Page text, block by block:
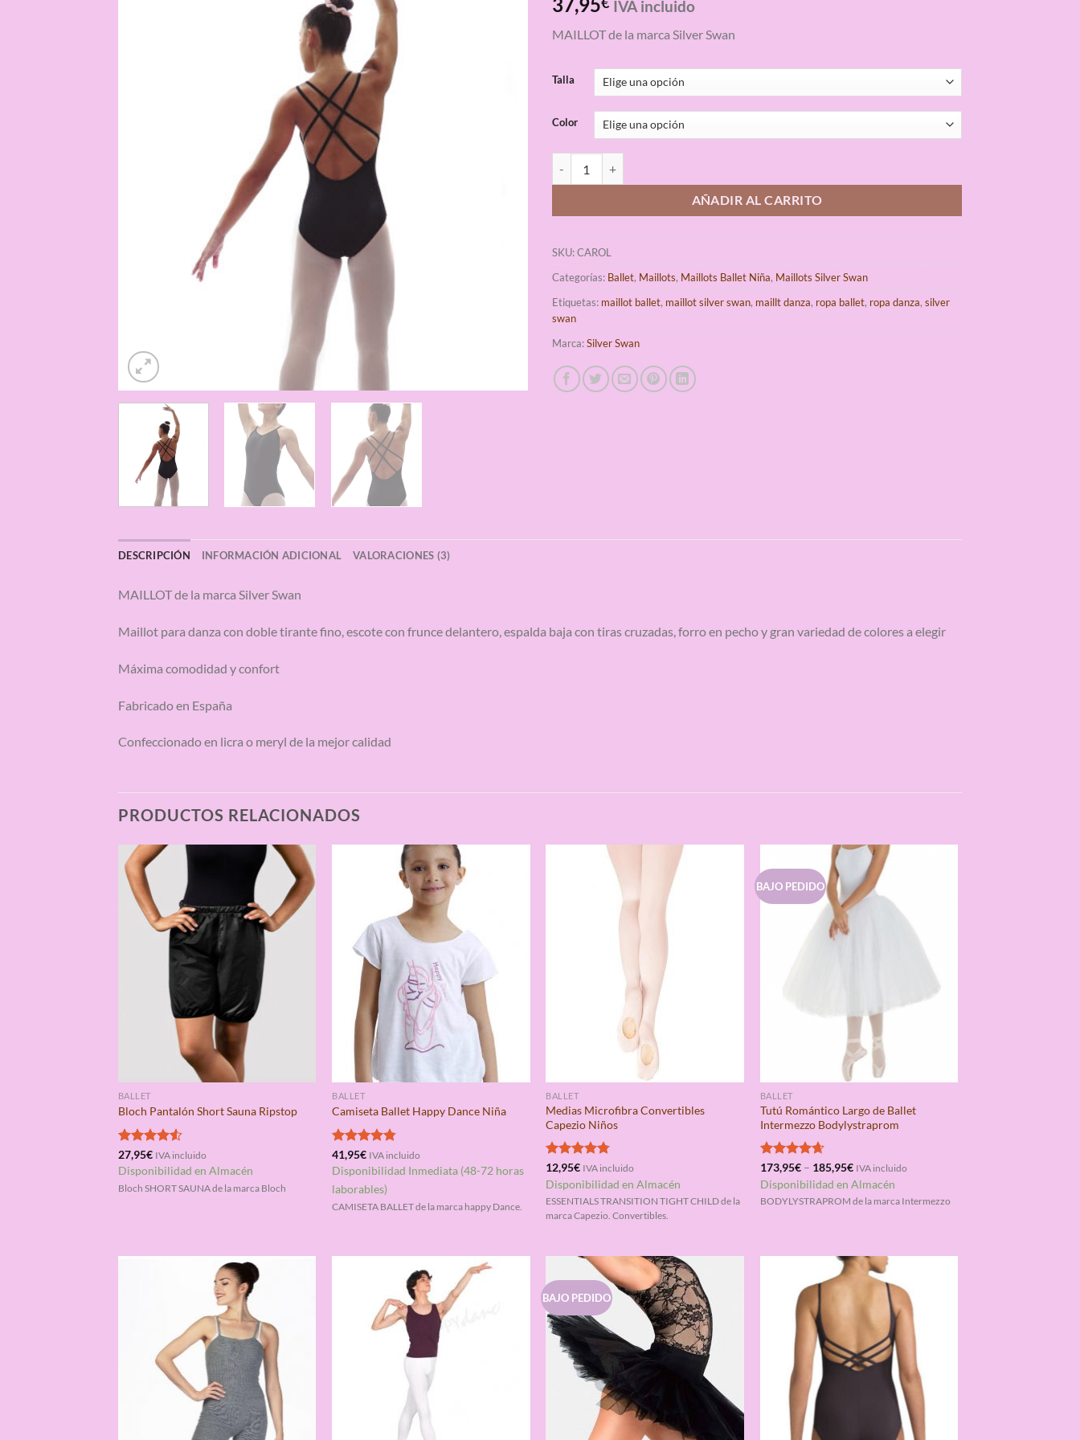
con4.33
base a
IVA incluido
MAILLOT de la marca Silver Swan
Talla
Color
AÑADIR AL CARRITO
SKU:CAROL
Categorías: Ballet, Maillots, Maillots Ballet Niña, Maillots Silver Swan
Etiquetas: maillot ballet, maillot silver swan, maillt danza, ropa ballet, ropa danza, silver
swan
Marca:Silver Swan
DESCRIPCIÓN INFORMACIÓN ADICIONAL VALORACIONES (3)
MAILLOT de la marca Silver Swan
Maillot para danza con doble tirante fino, escote con frunce delantero, espalda baja con tiras cruzadas, forro en pecho y gran variedad de colores a elegir
Máxima comodidad y confort
Fabricado en España
Confeccionado en licra o meryl de la mejor calidad
PRODUCTOS RELACIONADOS
BALLET
Bloch Pantalón Short Sauna Ripstop
Valorado
con 4.50
de 5
27,95€ IVA incluido
Disponibilidad en Almacén
Bloch SHORT SAUNA de la marca Bloch
BALLET
Camiseta Ballet Happy Dance Niña
Valorado
con4.75
de 5
41,95€ IVA incluido
Disponibilidad Inmediata (48-72 horas
laborables)
CAMISETA BALLET de la marca happy Dance.
BALLET
Medias Microfibra Convertibles
Capezio Niños
Valorado
con
4.75
de 5
12,95€ IVA incluido
Disponibilidad en Almacén
ESSENTIALS TRANSITION TIGHT CHILD de la
marca Capezio. Convertibles.
BAJO PEDIDO
BALLET
Tutú Romántico Largo de Ballet
Intermezzo Bodylystraprom
Valorado
con
4.67
de 5
173,95€– 185,95€ IVA incluido
Disponibilidad en Almacén
BODYLYSTRAPROM de la marca Intermezzo
BAJO PEDIDO